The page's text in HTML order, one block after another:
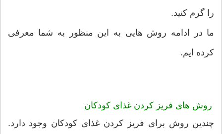
را گرم کنید.
ما در ادامه روش هایی به این منظور به شما معرفی
کرده ایم.
روش های فریز کردن غذای کودکان
چندین روش برای فریز کردن غذای کودکان وجود دارد.